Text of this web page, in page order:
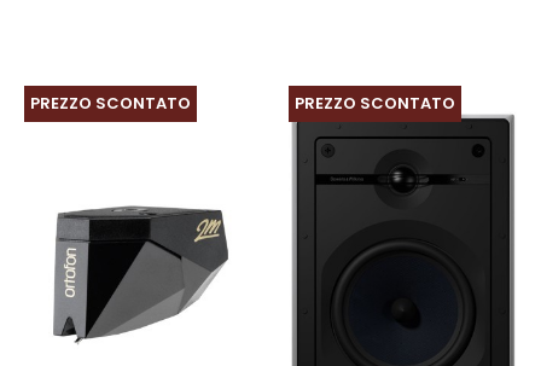
PREZZO SCONTATO PREZZO SCONTATO